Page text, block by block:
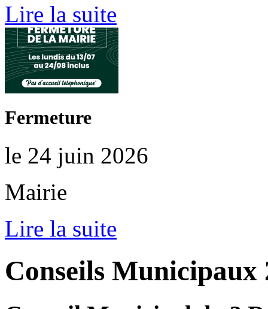
Lire la suite
Fermeture
le 24 juin 2026
Mairie
Lire la suite
Conseils Municipaux